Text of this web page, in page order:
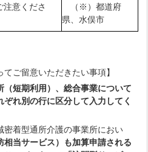
注意くださ
（※）都道府
県、水俣市
てご留意いただきたい事項】
（短期利用）、総合事業について
ぞれ別の行に区分して入力してく
密着型通所介護の事業所におい
相当サービス）も加算申請される